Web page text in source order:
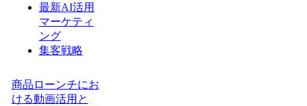
最新AI活用
マーケティ
ング
集客戦略
商品ローンチにお
ける動画活用と